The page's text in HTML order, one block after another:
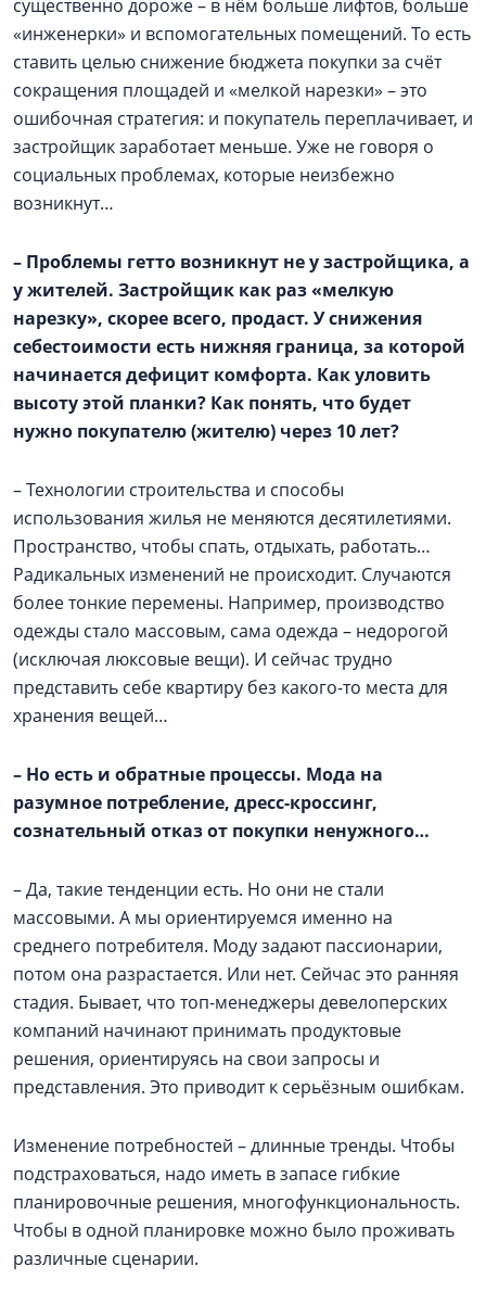
существенно дороже – в нём больше лифтов, больше
«инженерки» и вспомогательных помещений. То есть
ставить целью снижение бюджета покупки за счёт
сокращения площадей и «мелкой нарезки» – это
ошибочная стратегия: и покупатель переплачивает, и
застройщик заработает меньше. Уже не говоря о
социальных проблемах, которые неизбежно
возникнут…
– Проблемы гетто возникнут не у застройщика, а
у жителей. Застройщик как раз «мелкую
нарезку», скорее всего, продаст. У снижения
себестоимости есть нижняя граница, за которой
начинается дефицит комфорта. Как уловить
высоту этой планки? Как понять, что будет
нужно покупателю (жителю) через 10 лет?
– Технологии строительства и способы
использования жилья не меняются десятилетиями.
Пространство, чтобы спать, отдыхать, работать…
Радикальных изменений не происходит. Случаются
более тонкие перемены. Например, производство
одежды стало массовым, сама одежда – недорогой
(исключая люксовые вещи). И сейчас трудно
представить себе квартиру без какого-то места для
хранения вещей…
– Но есть и обратные процессы. Мода на
разумное потребление, дресс-кроссинг,
сознательный отказ от покупки ненужного…
– Да, такие тенденции есть. Но они не стали
массовыми. А мы ориентируемся именно на
среднего потребителя. Моду задают пассионарии,
потом она разрастается. Или нет. Сейчас это ранняя
стадия. Бывает, что топ-менеджеры девелоперских
компаний начинают принимать продуктовые
решения, ориентируясь на свои запросы и
представления. Это приводит к серьёзным ошибкам.
Изменение потребностей – длинные тренды. Чтобы
подстраховаться, надо иметь в запасе гибкие
планировочные решения, многофункциональность.
Чтобы в одной планировке можно было проживать
различные сценарии.